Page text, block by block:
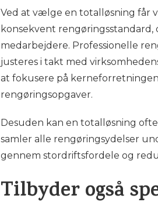
Ved at vælge en totalløsning får
konsekvent
medarbejdere. Professionelle
justeres i takt med
at fokusere på
rengøringsopgaver.
Desuden kan en totalløsning
samler alle rengøringsydelser
gennem stordriftsfordele og
Tilbyder også